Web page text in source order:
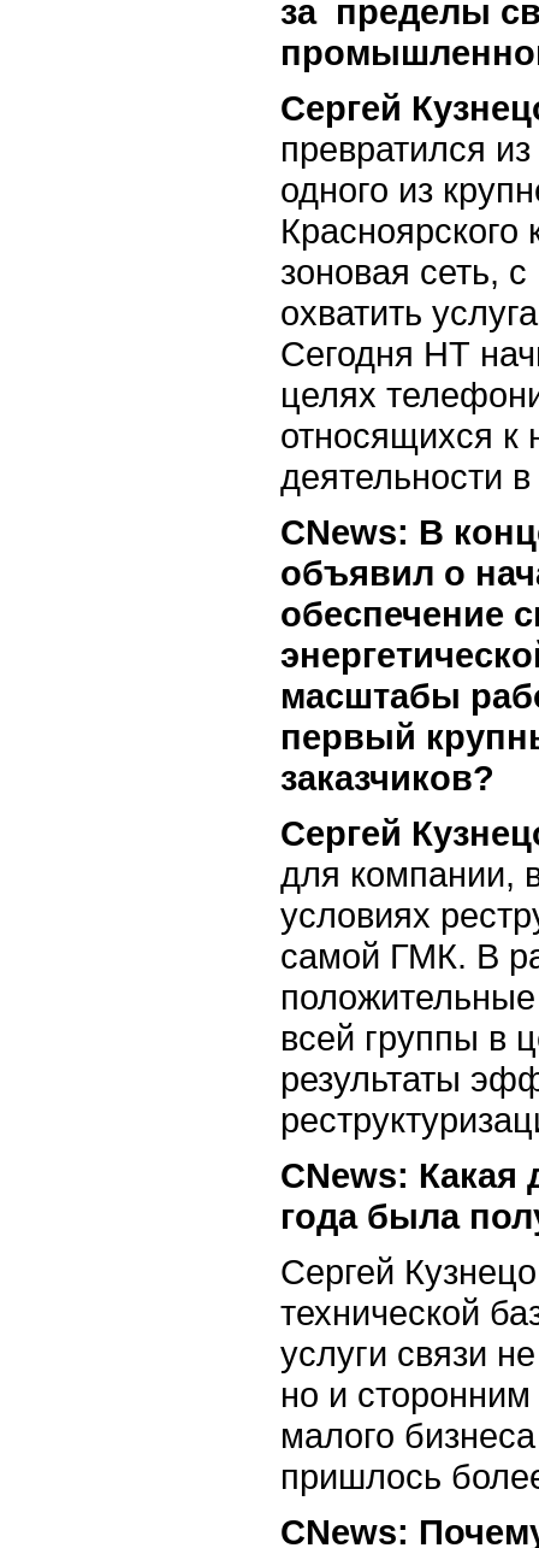
за пределы
Сергей
превратился
одного из
зоновая сеть,
охватить
Сегодня НТ
целях
относящихся
деятельности
СNews: В
объявил о
обеспечение
масштабы
первый
заказчиков?
Сергей
для компании,
условиях
самой ГМК. В
всей группы в
результаты
СNews: Какая
года была
Сергей
технической
услуги связи
но и
малого
пришлось
СNews: